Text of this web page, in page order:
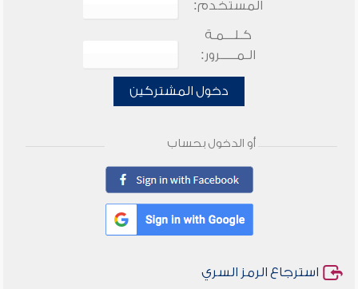
المستخدم:
كـلـــمـة
الـمـــــرور:
دخول المشتركين
أو الدخول بحساب
استرجاع الرمز السري